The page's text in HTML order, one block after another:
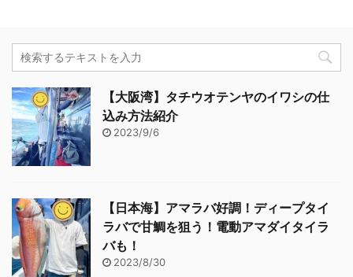
【大阪湾】タチウオテンヤのイワシの仕
込み方法紹介
2023/9/6
【日本海】アマラバ好調！ディープタイ
ラバで甘鯛を狙う！電動アマダイタイラ
バも！
2023/8/30